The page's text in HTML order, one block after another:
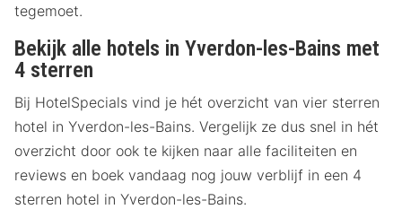
tegemoet.
Bekijk alle hotels in Yverdon-les-Bains met
4 sterren
Bij HotelSpecials vind je hét overzicht van vier sterren
hotel in Yverdon-les-Bains. Vergelijk ze dus snel in hét
overzicht door ook te kijken naar alle faciliteiten en
reviews en boek vandaag nog jouw verblijf in een 4
sterren hotel in Yverdon-les-Bains.